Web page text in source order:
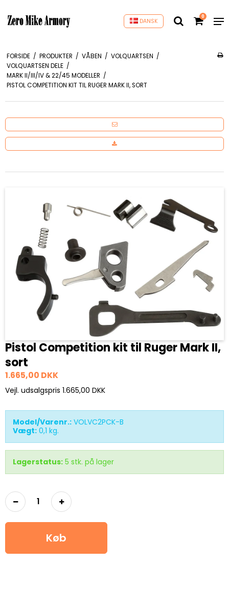
DANSK
0
FORSIDE / PRODUKTER / VÅBEN / VOLQUARTSEN /
VOLQUARTSEN DELE /
MARK II/III/IV & 22/45 MODELLER /
PISTOL COMPETITION KIT TIL RUGER MARK II, SORT
Pistol Competition kit til Ruger Mark II,
sort
1.665,00 DKK
Vejl. udsalgspris 1.665,00 DKK
Model/Varenr.: VOLVC2PCK-B
Vægt: 0,1 kg.
Lagerstatus: 5 stk. på lager
Køb